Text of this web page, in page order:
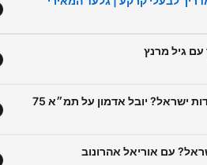
להיות השחקנים הבאים על